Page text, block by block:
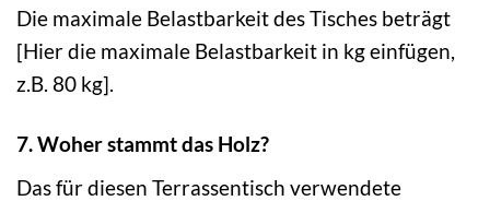
Die maximale Belastbarkeit des Tisches beträgt
[Hier die maximale Belastbarkeit in kg einfügen,
z.B. 80 kg].
7. Woher stammt das Holz?
Das für diesen Terrassentisch verwendete